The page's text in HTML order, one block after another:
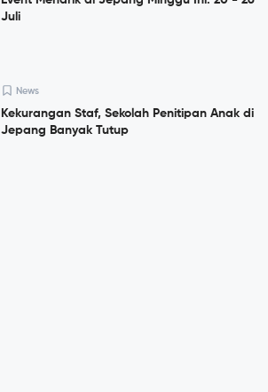
Juli
News
Kekurangan Staf, Sekolah Penitipan Anak di
Jepang Banyak Tutup